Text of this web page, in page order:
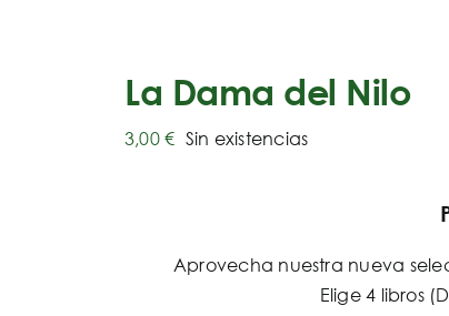
La Dama del Nilo
3,00€ Sin existencias
Aprovecha nuestra nueva
Elige 4 libros